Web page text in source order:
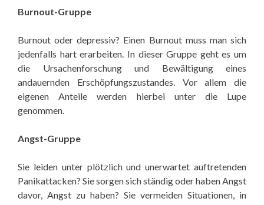
Burnout-Gruppe
Burnout oder depressiv? Einen Burnout muss man sich
jedenfalls hart erarbeiten. In dieser Gruppe geht es um
die Ursachenforschung und Bewältigung eines
andauernden Erschöpfungszustandes. Vor allem die
eigenen Anteile werden hierbei unter die Lupe
genommen.
Angst-Gruppe
Sie leiden unter plötzlich und unerwartet auftretenden
Panikattacken? Sie sorgen sich ständig oder haben Angst
davor, Angst zu haben? Sie vermeiden Situationen, in